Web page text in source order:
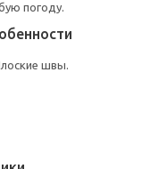
погоду.
швы.